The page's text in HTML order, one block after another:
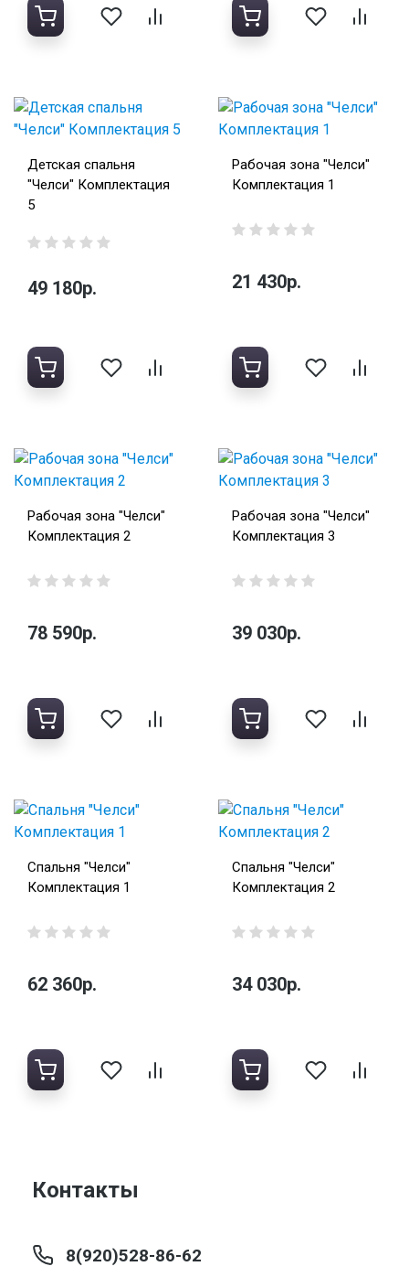
Детская спальня
"Челси" Комплектация
5
49 180р.
Рабочая зона "Челси"
Комплектация 1
21 430р.
Рабочая зона "Челси"
Комплектация 2
78 590р.
Рабочая зона "Челси"
Комплектация 3
39 030р.
Спальня "Челси"
Комплектация 1
62 360р.
Спальня "Челси"
Комплектация 2
34 030р.
Контакты
8(920)528-86-62